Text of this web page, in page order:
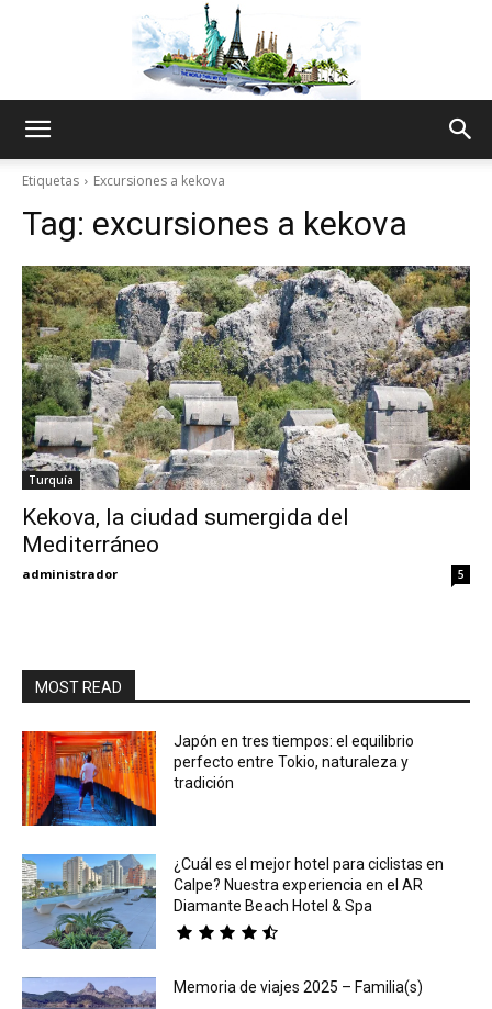
Thru
My
Etiquetas Excursiones a kekova
Tag: excursiones a kekova
Turquía
Kekova, la ciudad sumergida del
Mediterráneo
administrador 5
MOST READ
Japón en tres tiempos: el equilibrio
perfecto entre Tokio, naturaleza y
tradición
¿Cuál es el mejor hotel para ciclistas en
Calpe? Nuestra experiencia en el AR
Diamante Beach Hotel & Spa
Memoria de viajes 2025 – Familia(s)